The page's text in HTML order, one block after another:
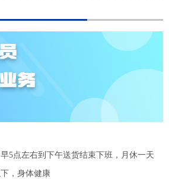
5点左右到下午送货结束下班，月休一天
，身体健康